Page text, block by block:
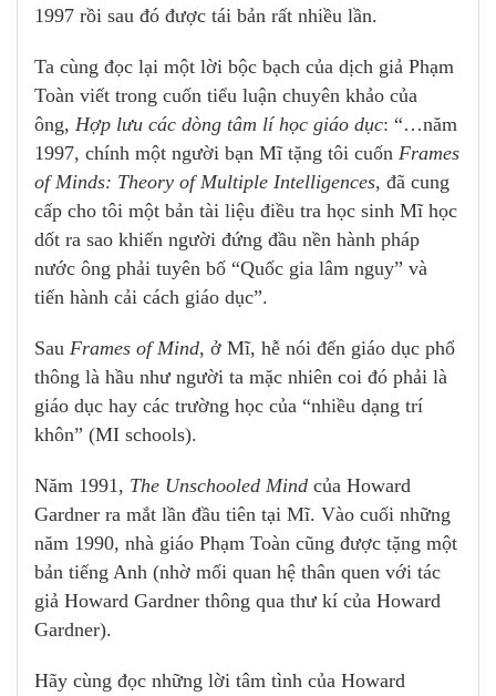
1997 rồi sau đó được tái bản rất nhiều lần.
Ta cùng đọc lại một lời bộc bạch của dịch giả Phạm
Toàn viết trong cuốn tiểu luận chuyên khảo của
ông, Hợp lưu các dòng tâm lí học giáo dục: “…năm
1997, chính một người bạn Mĩ tặng tôi cuốn Frames
of Minds: Theory of Multiple Intelligences, đã cung
cấp cho tôi một bản tài liệu điều tra học sinh Mĩ học
dốt ra sao khiến người đứng đầu nền hành pháp
nước ông phải tuyên bố “Quốc gia lâm nguy” và
tiến hành cải cách giáo dục”.
Sau Frames of Mind, ở Mĩ, hễ nói đến giáo dục phổ
thông là hầu như người ta mặc nhiên coi đó phải là
giáo dục hay các trường học của “nhiều dạng trí
khôn” (MI schools).
Năm 1991, The Unschooled Mind của Howard
Gardner ra mắt lần đầu tiên tại Mĩ. Vào cuối những
năm 1990, nhà giáo Phạm Toàn cũng được tặng một
bản tiếng Anh (nhờ mối quan hệ thân quen với tác
giả Howard Gardner thông qua thư kí của Howard
Gardner).
Hãy cùng đọc những lời tâm tình của Howard